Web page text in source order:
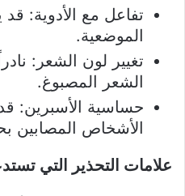
تفاعل مع الأدوية:
الموضعية.
تغيير لون الشعر:
الشعر المصبوغ.
حساسية الأسبرين:
الأشخاص المصابين
علامات التحذير التي